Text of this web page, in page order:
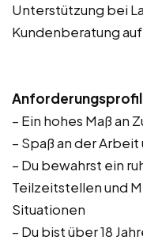
Unterstützung bei
Kundenberatung
Anforderungsprofil
– Ein hohes Maß an
– Spaß an der Arbeit
– Du bewahrst ein
Teilzeitstellen und
Situationen
– Du bist über 18